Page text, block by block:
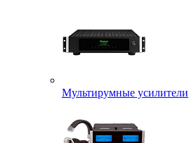
Мультирумные усилители